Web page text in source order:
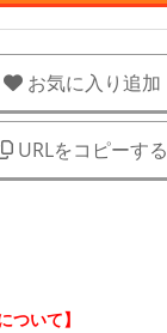
お気に入り追加
URLをコピーする
ついて】